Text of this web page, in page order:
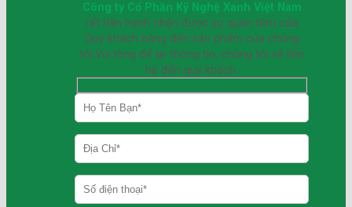
Công ty Cổ Phần Kỹ Nghệ Xanh Việt Nam
rất hân hạnh nhận được sự quan tâm của
Quý khách hàng đến sản phẩm của chúng
tôi.Vui lòng để lại thông tin, chúng tôi sẽ liên
hệ đến quý khách.